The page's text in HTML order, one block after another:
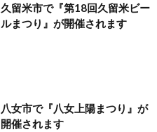
久留米市で『第18回久留米ビー
ルまつり』が開催されます
八女市で『八女上陽まつり』が
開催されます